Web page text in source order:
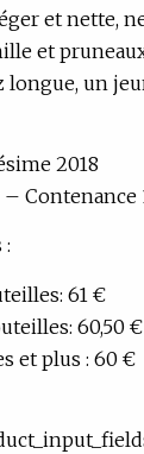
et nette,
et
longue, un
2018
Contenance
:
61 €
60,50 €
et plus : 60 €